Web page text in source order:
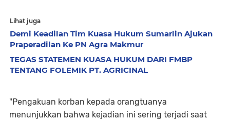
Lihat juga
Demi Keadilan Tim Kuasa Hukum Sumarlin Ajukan
Praperadilan Ke PN Agra Makmur
TEGAS STATEMEN KUASA HUKUM DARI FMBP
TENTANG FOLEMIK PT. AGRICINAL
"Pengakuan korban kepada orangtuanya
menunjukkan bahwa kejadian ini sering terjadi saat